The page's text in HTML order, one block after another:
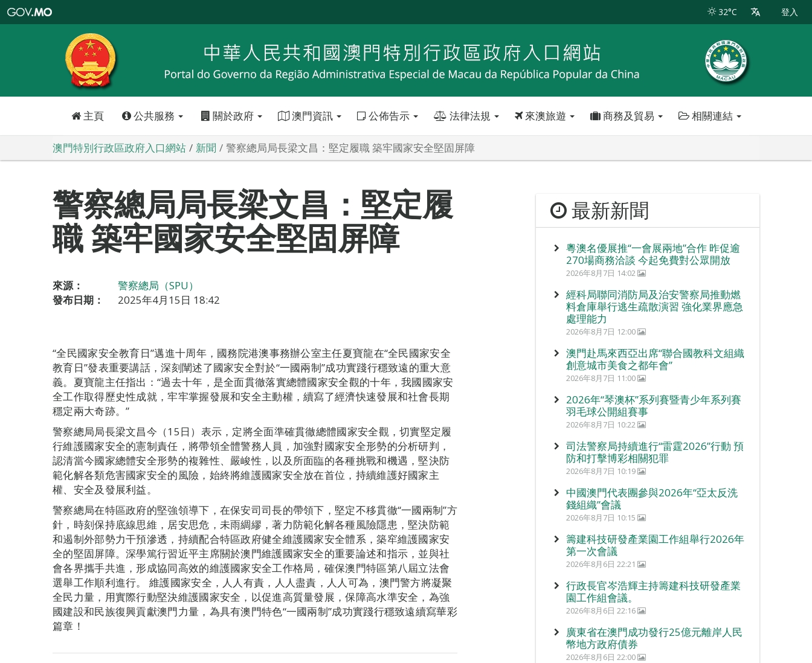
特
政
區
政
口
32°C 登入
主頁 公共服務 關於政府 澳門資訊 公佈告示 法律法規 來澳旅遊 商務及貿易 相關連結
澳門特別行政區政府入口網站 新聞 警察總局局長梁文昌：堅定履職 築牢國家安全堅固屏障
警察總局局長梁文昌：堅定履
職 築牢國家安全堅固屏障
來源：
警察總局（SPU）
發布日期：
2025年4月15日 18:42
“全民國家安全教育日”邁進十周年，國務院港澳事務辦公室主任夏寶龍在“全民國家安全
教育日”發表重要講話，深刻闡述了國家安全對於“一國兩制”成功實踐行穩致遠的重大意
義。夏寶龍主任指出：“過去十年，是全面貫徹落實總體國家安全觀的十年，我國國家安
全工作取得歷史性成就，牢牢掌握發展和安全主動權，續寫了經濟快速發展和社會長期
穩定兩大奇跡。”
警察總局局長梁文昌今（15日）表示，定將全面準確貫徹總體國家安全觀，切實堅定履
行維護國家安全的憲制責任，將帶領全體警務人員，加強對國家安全形勢的分析研判，
認清當今國家總體安全形勢的複雜性、嚴峻性，以及所面臨的各種挑戰和機遇，堅決防
範化解各類危害國家安全的風險，始終將維護國家安全放在首位，持續維護好國家主
權、安全及發展利益。
警察總局在特區政府的堅強領導下，在保安司司長的帶領下，堅定不移貫徹“一國兩制”方
針，時刻保持底線思維，居安思危，未雨綢繆，著力防範化解各種風險隱患，堅決防範
和遏制外部勢力干預滲透，持續配合特區政府健全維護國家安全體系，築窂維護國家安
全的堅固屏障。深學篤行習近平主席關於澳門維護國家安全的重要論述和指示，並與社
會各界攜手共進，形成協同高效的維護國家安全工作格局，確保澳門特區第八屆立法會
選舉工作順利進行。 維護國家安全，人人有責，人人盡責，人人可為，澳門警方將凝聚
全民力量，用實際行動堅決維護國家安全，以促進高質量發展，保障高水準安全，為強
國建設和民族復興貢獻澳門力量，為具有澳門特色“一國兩制”成功實踐行穩致遠續寫華彩
篇章！
最新新聞
粵澳名優展推“一會展兩地”合作 昨促逾
270場商務洽談 今起免費對公眾開放
2026年8月7日 14:02
經科局聯同消防局及治安警察局推動燃
料倉庫舉行逃生疏散演習 強化業界應急
處理能力
2026年8月7日 12:00
澳門赴馬來西亞出席“聯合國教科文組織
創意城市美食之都年會”
2026年8月7日 11:00
2026年“琴澳杯”系列賽暨青少年系列賽
羽毛球公開組賽事
2026年8月7日 10:22
司法警察局持續進行“雷霆2026”行動 預
防和打擊博彩相關犯罪
2026年8月7日 10:19
中國澳門代表團參與2026年“亞太反洗
錢組織”會議
2026年8月7日 10:15
籌建科技研發產業園工作組舉行2026年
第一次會議
2026年8月6日 22:21
行政長官岑浩輝主持籌建科技研發產業
園工作組會議。
2026年8月6日 22:16
廣東省在澳門成功發行25億元離岸人民
幣地方政府債券
2026年8月6日 22:00